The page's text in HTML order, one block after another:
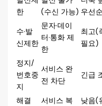
한
(수신 가능) 우선
수·발
신제한
문자·데이
터·통화 제
한
최고(
필요)
정지/
번호중
지
서비스 완
전 차단
긴급
해결
서비스 복
낮음(